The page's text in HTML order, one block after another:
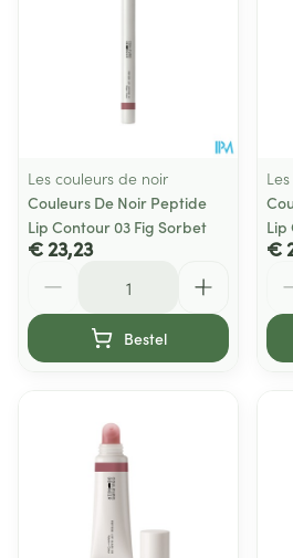
Les couleurs de noir
Couleurs De Noir Peptide
Lip Contour 03 Fig Sorbet
€ 23,23
Bestel
Lip
€